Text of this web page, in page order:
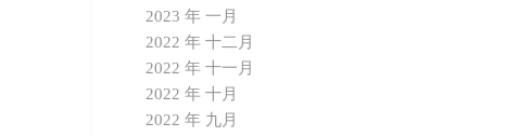
2023 年 一月
2022 年 十二月
2022 年 十一月
2022 年 十月
2022 年 九月